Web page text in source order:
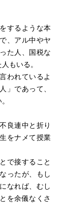
するような本
、アル中やヤ
た人、国税な
もいる。
われているよ
」であって、
良連中と折り
をナメて授業
で接すること
ったが、もし
なれば、むし
を余儀なくさ